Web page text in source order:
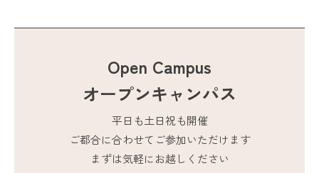
Open Campus
オープンキャンパス
平日も土日祝も開催
ご都合に合わせてご参加いただけます
まずは気軽にお越しください